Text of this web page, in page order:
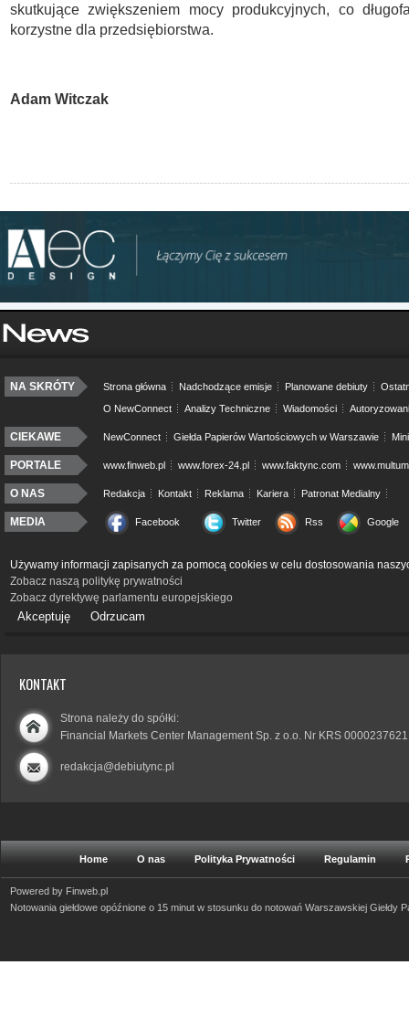
skutkujące zwiększeniem mocy produkcyjnych, co
korzystne dla przedsiębiorstwa.
Adam Witczak
NA SKRÓTY Strona główna Nadchodzące emisje Planowane debiuty
O NewConnect
Analizy Techniczne Wiadomości
CIEKAWE NewConnect Giełda Papierów Wartościowych w Warszawie
PORTALE www.finweb.pl www.forex-24.pl www.faktync.com
O NAS Redakcja Kontakt Reklama Kariera Patronat Medialny
MEDIA Facebook Twitter Rss Google
Używamy informacji zapisanych za pomocą cookies w celu dostosowania
Zobacz naszą politykę prywatności
Zobacz dyrektywę parlamentu europejskiego
Akceptuję Odrzucam
KONTAKT
Strona należy do spółki:
Financial Markets Center Management Sp. z o.o. Nr KRS 0000237621
redakcja@debiutync.pl
Home O nas Polityka Prywatności Regulamin
Powered by Finweb.pl
Notowania giełdowe opóźnione o 15 minut w stosunku do notowań Warszawskiej Giełdy